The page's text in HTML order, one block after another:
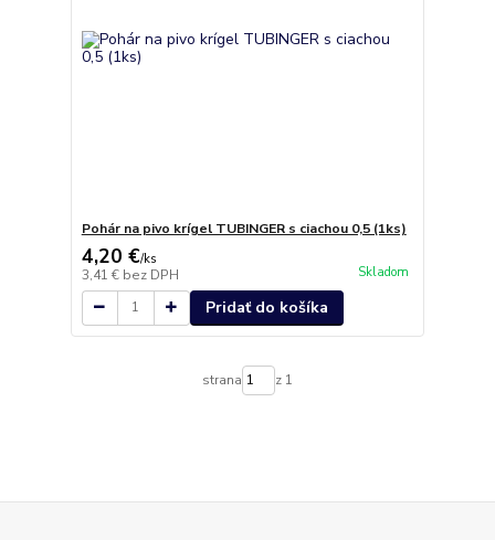
Pohár na pivo krígel TUBINGER s ciachou 0,5 (1ks)
4,20 €/ks
3,41 € bez DPH Skladom
Pridať do košíka
strana z 1